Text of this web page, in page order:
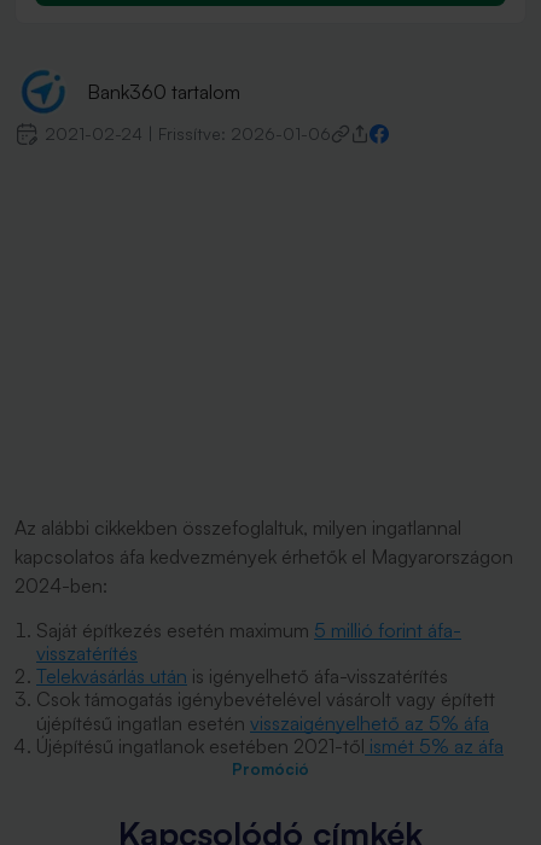
Bank360 tartalom
2021-02-24 Frissítve: 2026-01-06
Az alábbi cikkekben összefoglaltuk, milyen ingatlannal
kapcsolatos áfa kedvezmények érhetők el Magyarországon
2024-ben:
Saját építkezés esetén maximum 5 millió forint áfa-
visszatérítés
Telekvásárlás után is igényelhető áfa-visszatérítés
Csok támogatás igénybevételével vásárolt vagy épített
újépítésű ingatlan esetén visszaigényelhető az 5% áfa
Újépítésű ingatlanok esetében 2021-től ismét 5% az áfa
Promóció
Kapcsolódó címkék